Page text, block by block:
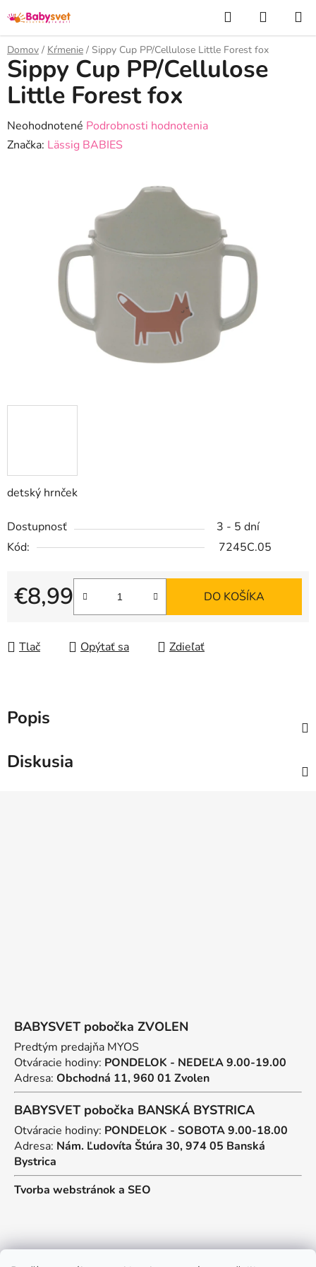
na
obsah
Hľadať
KOŠÍK
Domov / Kŕmenie / Sippy Cup PP/Cellulose Little Forest fox
detský hrnček
Dostupnosť
3 - 5 dní
Kód:
7245C.05
€8,99
Jednotková cena:
DO KOŠÍKA
Tlač Opýtať sa Zdieľať
Sippy Cup PP/Cellulose
Little Forest fox
Priemerné
hodnotenie
hviezdičiek.
Neohodnotené Podrobnosti hodnotenia
Značka: Lässig BABIES
Popis
Diskusia
BABYSVET pobočka ZVOLEN
Predtým predajňa MYOS
Otváracie hodiny: PONDELOK - NEDEĽA 9.00-19.00
Adresa: Obchodná 11, 960 01 Zvolen
BABYSVET pobočka BANSKÁ BYSTRICA
Otváracie hodiny: PONDELOK - SOBOTA 9.00-18.00
Adresa: Nám. Ľudovíta Štúra 30, 974 05 Banská
Bystrica
Tvorba webstránok a SEO